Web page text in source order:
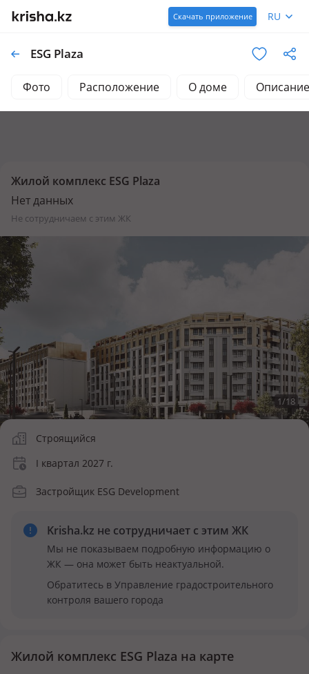
Скачать приложение RU
ESG Plaza
Фото Расположение О доме Описание
Жилой комплекс ESG Plaza
Нет данных
не сотрудничаем с этим ЖК
1/18
Строящийся
I квартал 2027 г.
Застройщик ESG Development
Krisha.kz не сотрудничает с этим ЖК
Мы не показываем подробную информацию о
ЖК — она может быть неактуальной.
Обратитесь в Управление градостроительного
контроля вашего города
Жилой комплекс ESG Plaza на карте